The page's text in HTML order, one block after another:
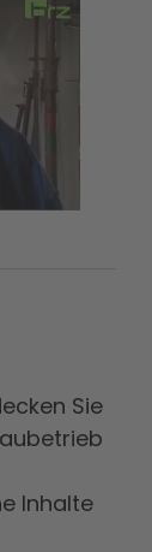
Sie
Inhalte